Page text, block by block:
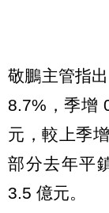
敬鵬主管指
8.7%，季增
元，較上季
部分去年平
3.5 億元。